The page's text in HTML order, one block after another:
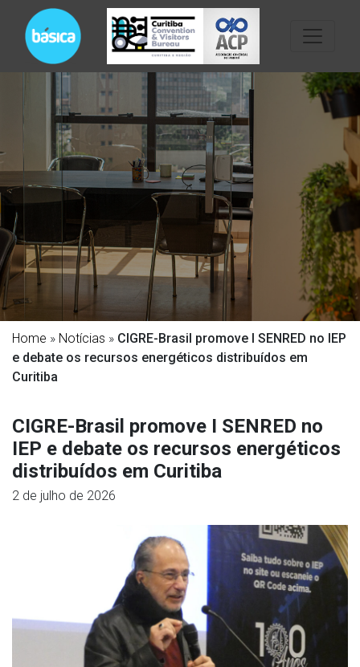
Home » Notícias » CIGRE-Brasil promove I SENRED no IEP
e debate os recursos energéticos distribuídos em
Curitiba
CIGRE-Brasil promove I SENRED no
IEP e debate os recursos energéticos
distribuídos em Curitiba
2 de julho de 2026